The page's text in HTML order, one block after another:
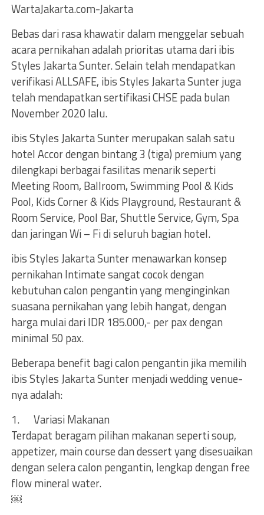
WartaJakarta.com-Jakarta
Bebas dari rasa khawatir dalam menggelar sebuah
acara pernikahan adalah prioritas utama dari ibis
Styles Jakarta Sunter. Selain telah mendapatkan
verifikasi ALLSAFE, ibis Styles Jakarta Sunter juga
telah mendapatkan sertifikasi CHSE pada bulan
November 2020 lalu.
ibis Styles Jakarta Sunter merupakan salah satu
hotel Accor dengan bintang 3 (tiga) premium yang
dilengkapi berbagai fasilitas menarik seperti
Meeting Room, Ballroom, Swimming Pool & Kids
Pool, Kids Corner & Kids Playground, Restaurant &
Room Service, Pool Bar, Shuttle Service, Gym, Spa
dan jaringan Wi – Fi di seluruh bagian hotel.
ibis Styles Jakarta Sunter menawarkan konsep
pernikahan Intimate sangat cocok dengan
kebutuhan calon pengantin yang menginginkan
suasana pernikahan yang lebih hangat, dengan
harga mulai dari IDR 185.000,- per pax dengan
minimal 50 pax.
Beberapa benefit bagi calon pengantin jika memilih
ibis Styles Jakarta Sunter menjadi wedding venue-
nya adalah:
1. Variasi Makanan
Terdapat beragam pilihan makanan seperti soup,
appetizer, main course dan dessert yang disesuaikan
dengan selera calon pengantin, lengkap dengan free
flow mineral water.
￼